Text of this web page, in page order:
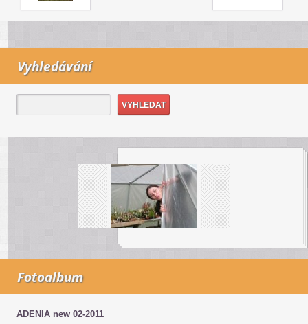
Vyhledávání
Fotoalbum
ADENIA new 02-2011